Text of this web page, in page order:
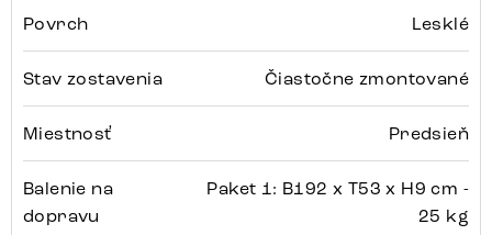
Povrch Lesklé
Stav zostavenia Čiastočne zmontované
Miestnosť Predsieň
Balenie na
dopravu
Paket 1: B192 x T53 x H9 cm -
25 kg